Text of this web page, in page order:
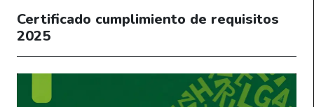
Certificado cumplimiento de requisitos
2025